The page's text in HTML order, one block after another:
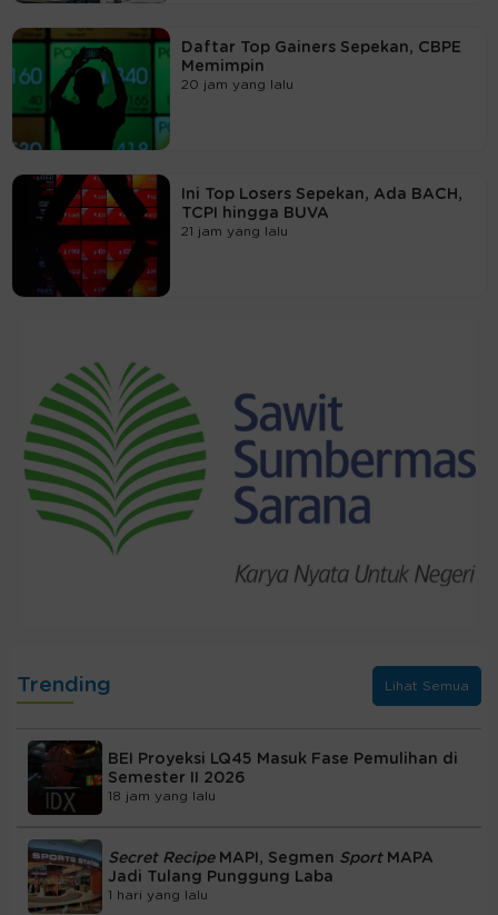
Daftar Top Gainers Sepekan, CBPE
Memimpin
20 jam yang lalu
Ini Top Losers Sepekan, Ada BACH,
TCPI hingga BUVA
21 jam yang lalu
Trending Lihat Semua
BEI Proyeksi LQ45 Masuk Fase Pemulihan di
Semester II 2026
18 jam yang lalu
Secret RecipeMAPI, Segmen Sport MAPA
Jadi Tulang Punggung Laba
1 hari yang lalu